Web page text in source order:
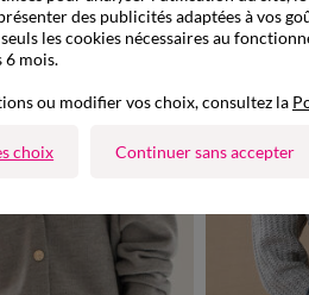
des publicités adaptées à vos
les cookies nécessaires au
6 mois.
ou modifier vos choix, consultez la
choix Continuer sans accepter